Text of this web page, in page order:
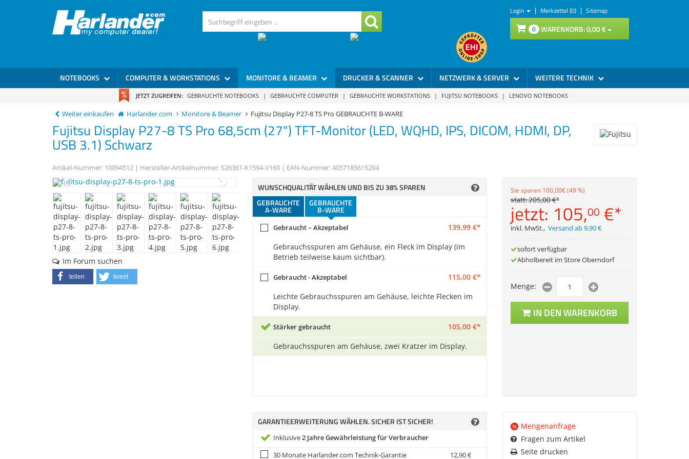
Login | Merkzettel (0) | Sitemap
0 WARENKORB:0,00€
NOTEBOOKS COMPUTER & WORKSTATIONS MONITORE & BEAMER DRUCKER & SCANNER NETZWERK & SERVER WEITERE TECHNIK
JETZT ZUGREIFEN: GEBRAUCHTE NOTEBOOKS | GEBRAUCHTE COMPUTER | GEBRAUCHTE WORKSTATIONS | FUJITSU NOTEBOOKS | LENOVO NOTEBOOKS
Weiter einkaufen Harlander.com Monitore & Beamer Fujitsu Display P27-8 TS Pro GEBRAUCHTE B-WARE
Fujitsu Display P27-8 TS Pro 68,5cm (27") TFT-Monitor (LED, WQHD, IPS, DICOM, HDMI, DP,
USB 3.1) Schwarz
Artikel-Nummer: 10094512 | Hersteller-Artikelnummer: S26361-K1594-V160 | EAN-Nummer:4057185615204
Im Forum suchen
teilen tweet
WUNSCHQUALITÄT WÄHLEN UND BIS ZU 38% SPAREN
GEBRAUCHTE
A-WARE
GEBRAUCHTE
B-WARE
Gebraucht – Akzeptabel 139,99 €*
Gebrauchsspuren am Gehäuse, ein Fleck im Display (im
Betrieb teilweise kaum sichtbar).
Gebraucht - Akzeptabel 115,00 €*
Leichte Gebrauchsspuren am Gehäuse, leichte Flecken im
Display.
Stärker gebraucht 105,00 €*
Gebrauchsspuren am Gehäuse, zwei Kratzer im Display.
GARANTIEERWEITERUNG WÄHLEN. SICHER IST SICHER!
Inklusive2 Jahre Gewährleistung für Verbraucher
30 Monate Harlander.com Technik-Garantie
12,90€
Sie sparen 100,00€ (49 %)
statt:205,00€*
jetzt: 105,00 €*
inkl. MwSt., Versand ab 9,90 €
sofort verfügbar
Abholbereit im Store Oberndorf
Menge:
IN DEN WARENKORB
%
Mengenanfrage
Fragen zum Artikel
Seite drucken